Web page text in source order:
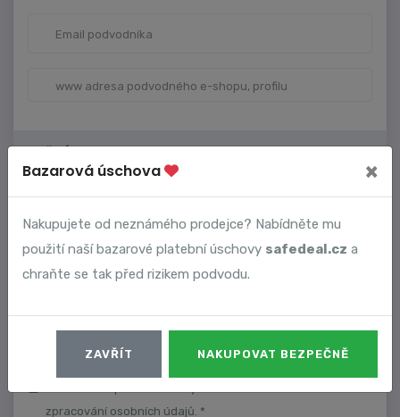
zpracování osobních údajů. *
Bazarová úschova ×
Nakupujete od neznámého prodejce? Nabídněte mu
použití naší bazarové platební úschovy safedeal.cz a
chraňte se tak před rizikem podvodu.
ZAVŘÍT NAKUPOVAT BEZPEČNĚ